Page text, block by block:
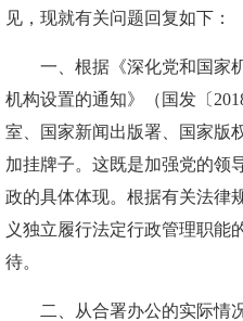
见，现就有关问题回复如下：
一、根据《深化党和国家
机构设置的通知》（国发〔
室、国家新闻出版署、国家版
加挂牌子。这既是加强党的领
政的具体体现。根据有关法律
义独立履行法定行政管理职能
待。
二、从合署办公的实际情